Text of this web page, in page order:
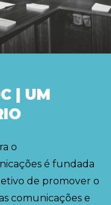
| UM
o
é fundada
de promover o
comunicações e